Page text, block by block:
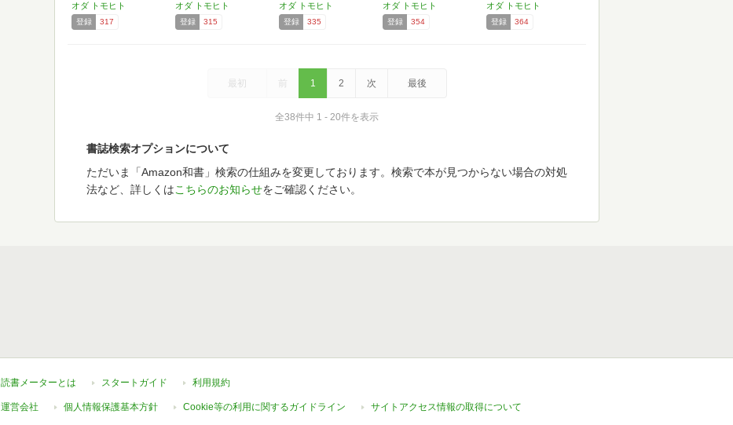
オダ トモヒト
登録 317
オダ トモヒト
登録 315
オダ トモヒト
登録 335
オダ トモヒト
登録 354
オダ トモヒト
登録 364
最初 前 1 2 次 最後
全38件中 1 - 20件を表示
書誌検索オプションについて
ただいま「Amazon和書」検索の仕組みを変更しております。検索で本が見つからない場合の対処
法など、詳しくはこちらのお知らせをご確認ください。
読書メーターとは スタートガイド 利用規約
運営会社 個人情報保護基本方針 Cookie等の利用に関するガイドライン サイトアクセス情報の取得について